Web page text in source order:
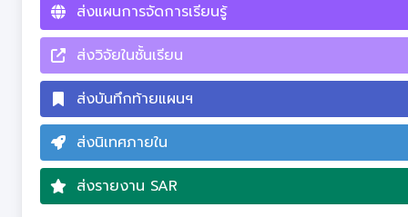
ส่งแผนการจัดการเรียนรู้
ส่งวิจัยในชั้นเรียน
ส่งบันทึกท้ายแผนฯ
ส่งนิเทศภายใน
ส่งรายงาน SAR